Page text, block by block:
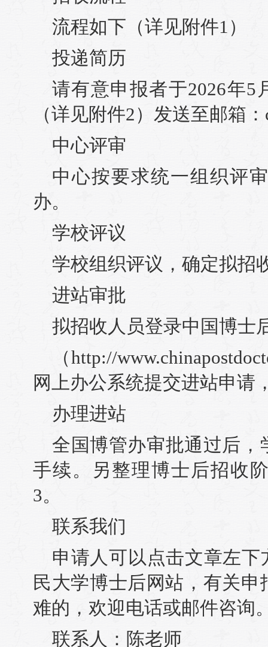
流程如下（详见附件1）
投递简历
请有意申报者于2026年5
（详见附件2）发送至邮箱
中心评审
中心按要求统一组织评
办。
学校评议
学校组织评议，确定拟招
进站审批
拟招收人员登录中国博士
（http://
网上办公系统提交进站申请
办理进站
全国博管办审批通过后
手续。另整理博士后招收
3。
联系我们
申请人可以点击文章左下
民大学博士后网站，有关
难的，欢迎电话或邮件咨询
联系人：陈老师